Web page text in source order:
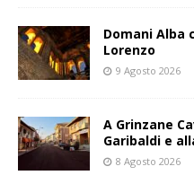
Domani Alba
Lorenzo
9 Agosto 2026
A Grinzane
Garibaldi e
8 Agosto 2026